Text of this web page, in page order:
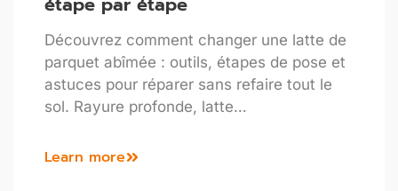
Découvrez comment changer une latte de
parquet abîmée : outils, étapes de pose et
astuces pour réparer sans refaire tout le
sol. Rayure profonde, latte…
Learn more